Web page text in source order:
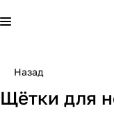
Назад
Щётки для